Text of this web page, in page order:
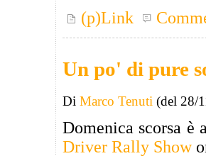
(p)Link
Un po' di pure
Di Marco Tenuti (del 28/
Domenica scorsa è
Driver Rally Show